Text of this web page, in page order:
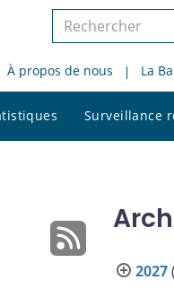
Rechercher
le
site
À propos de nous La
Surveillance
2027